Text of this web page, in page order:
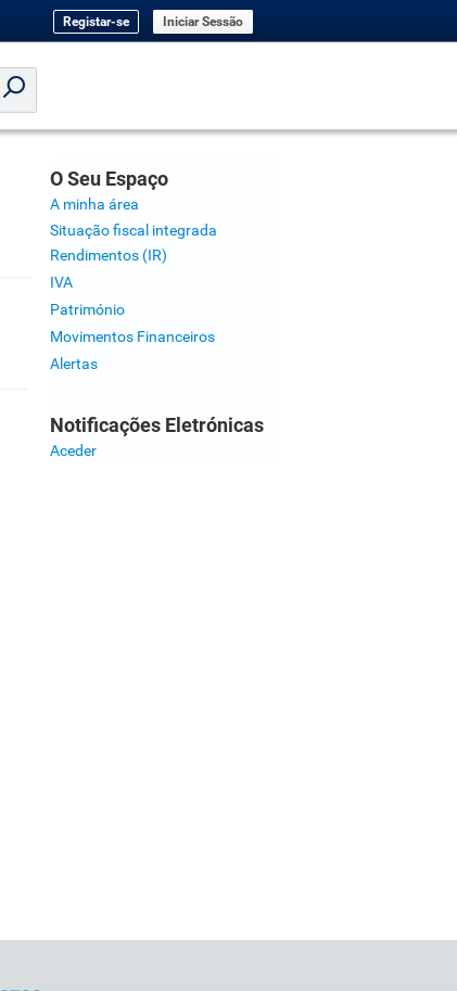
Registar-se Iniciar Sessão
O Seu Espaço
A minha área
Situação fiscal integrada
Rendimentos (IR)
IVA
Património
Movimentos Financeiros
Alertas
Notificações Eletrónicas
Aceder